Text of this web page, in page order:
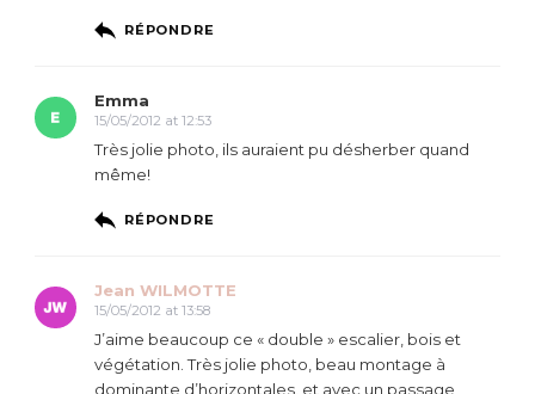
RÉPONDRE
Emma
15/05/2012 at 12:53
Très jolie photo, ils auraient pu désherber quand
même!
RÉPONDRE
Jean WILMOTTE
15/05/2012 at 13:58
J’aime beaucoup ce « double » escalier, bois et
végétation. Très jolie photo, beau montage à
dominante d’horizontales, et avec un passage